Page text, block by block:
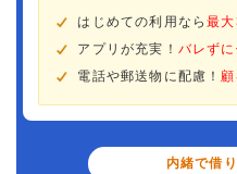
はじめての利用なら最
アプリが充実！ バレず
電話や郵送物に配慮！
内緒で借